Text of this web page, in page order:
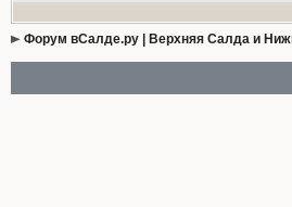
Форум вСалде.ру | Верхняя Салда и